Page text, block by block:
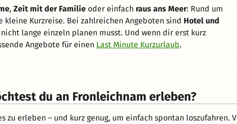
, Zeit mit der Familie oder einfach raus ans Meer: Rund um
Kurzreise. Bei zahlreichen Angeboten sind Hotel und
lange einzeln planen musst. Und wenn dir erst kurz
Angebote für einen Last Minute Kurzurlaub.
du an Fronleichnam erleben?
zu erleben – und kurz genug, um einfach spontan